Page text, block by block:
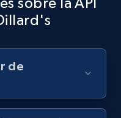
and more.
de